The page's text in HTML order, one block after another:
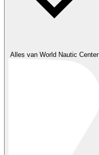
Alles van World Nautic Center